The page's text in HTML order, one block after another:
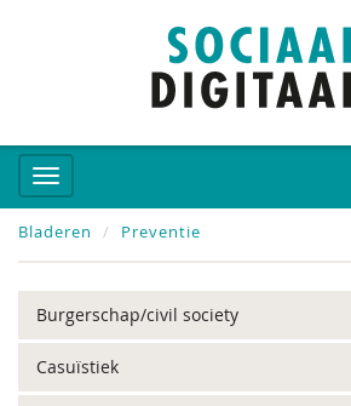
Bladeren Preventie
Burgerschap/civil society
Casuïstiek